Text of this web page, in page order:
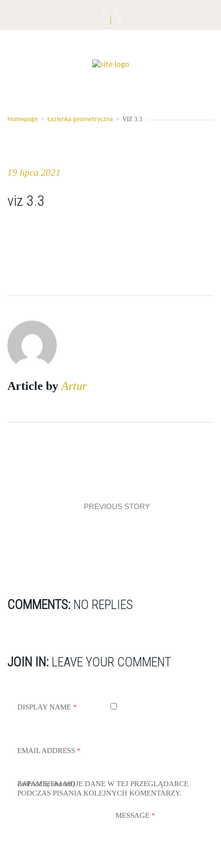
Homepage > Łazienka geometryczna > VIZ 3.3
19 lipca 2021
viz 3.3
Article byArtur
PREVIOUS STORY
COMMENTS: NO REPLIES
JOIN IN: LEAVE YOUR COMMENT
DISPLAY NAME *
EMAIL ADDRESS *
(will not be shared)
ZAPAMIĘTAJ MOJE DANE W TEJ PRZEGLĄDARCE
PODCZAS PISANIA KOLEJNYCH KOMENTARZY.
MESSAGE *